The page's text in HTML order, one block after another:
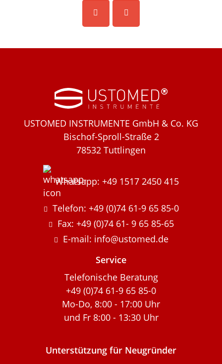
USTOMED INSTRUMENTE GmbH & Co. KG
Bischof-Sproll-Straße 2
78532 Tuttlingen
Whatsapp: +49 1517 2450 415
Telefon: +49 (0)74 61-9 65 85-0
Fax: +49 (0)74 61- 9 65 85-65
E-mail: info@ustomed.de
Service
Telefonische Beratung
+49 (0)74 61-9 65 85-0
Mo-Do, 8:00 - 17:00 Uhr
und Fr 8:00 - 13:30 Uhr
Unterstützung für Neugründer